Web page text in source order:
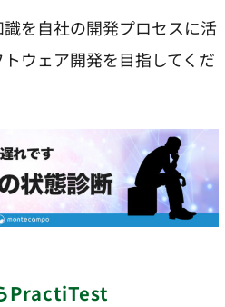
を自社の開発プロセスに活
ウェア開発を目指してくだ
PractiTest